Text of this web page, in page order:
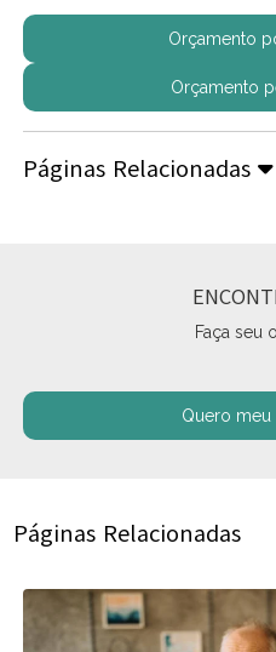
Orçamento
Orçamento
Páginas Relacionadas
Faça seu
Quero
Páginas Relacionadas